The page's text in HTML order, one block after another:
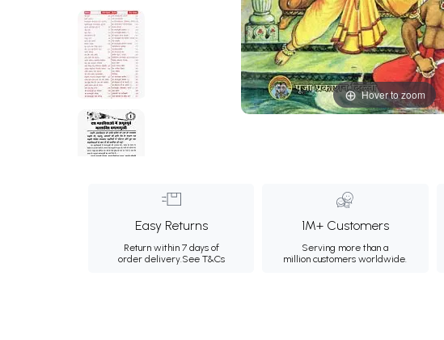
Hover to zoom
Easy Returns
Return within 7 days of
order delivery.See T&Cs
1M+ Customers
Serving more than a
million customers worldwide.